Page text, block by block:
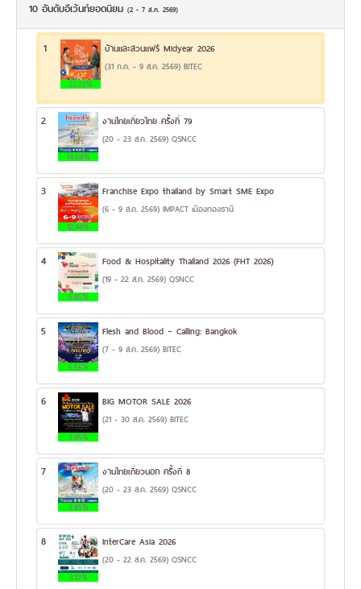
10 อันดับอีเว้นท์ยอดนิยม (2 - 7 ส.ค. 2569)
1
22.22%
บ้านและสวนแฟร์ Midyear 2026
(31 ก.ค. - 9 ส.ค. 2569) BITEC
2
14.08%
งานไทยเที่ยวไทย ครั้งที่ 79
(20 - 23 ส.ค. 2569) QSNCC
3
12.44%
Franchise Expo thailand by Smart SME Expo
(6 - 9 ส.ค. 2569) IMPACT เมืองทองธานี
4
6.85%
Food & Hospitality Thailand 2026 (FHT 2026)
(19 - 22 ส.ค. 2569) QSNCC
5
5.56%
Flesh and Blood – Calling: Bangkok
(7 - 9 ส.ค. 2569) BITEC
6
3.95%
BIG MOTOR SALE 2026
(21 - 30 ส.ค. 2569) BITEC
7
3.85%
งานไทยเที่ยวนอก ครั้งที่ 8
(20 - 23 ส.ค. 2569) QSNCC
8
3.17%
InterCare Asia 2026
(20 - 22 ส.ค. 2569) QSNCC